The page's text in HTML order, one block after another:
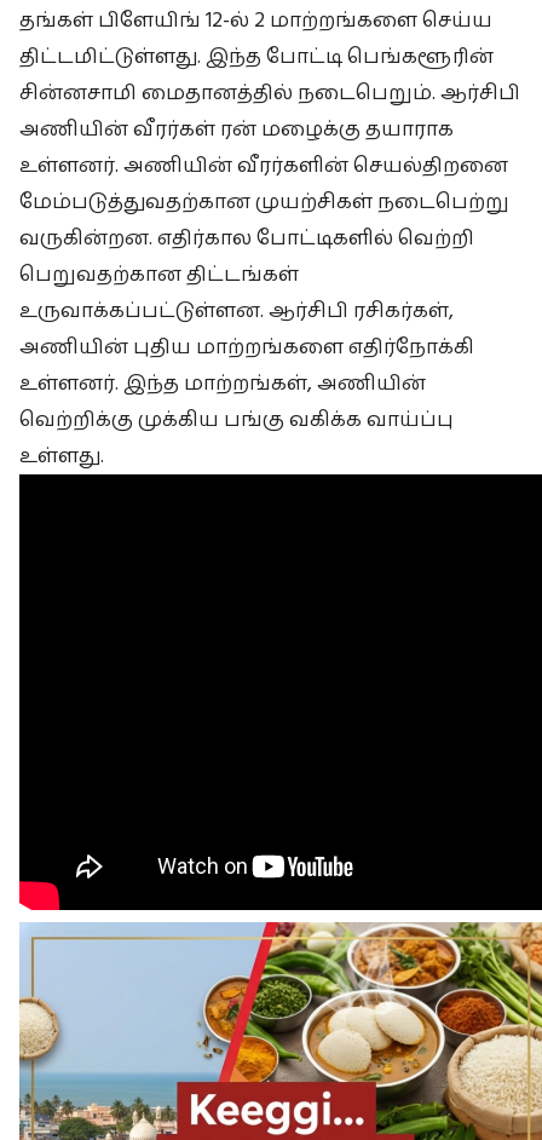
தங்கள் பிளேயிங் 12-ல் 2 மாற்றங்களை செய்ய
திட்டமிட்டுள்ளது. இந்த போட்டி பெங்களூரின்
சின்னசாமி மைதானத்தில் நடைபெறும். ஆர்சிபி
அணியின் வீரர்கள் ரன் மழைக்கு தயாராக
உள்ளனர். அணியின் வீரர்களின் செயல்திறனை
மேம்படுத்துவதற்கான முயற்சிகள் நடைபெற்று
வருகின்றன. எதிர்கால போட்டிகளில் வெற்றி
பெறுவதற்கான திட்டங்கள்
உருவாக்கப்பட்டுள்ளன. ஆர்சிபி ரசிகர்கள்,
அணியின் புதிய மாற்றங்களை எதிர்நோக்கி
உள்ளனர். இந்த மாற்றங்கள், அணியின்
வெற்றிக்கு முக்கிய பங்கு வகிக்க வாய்ப்பு
உள்ளது.